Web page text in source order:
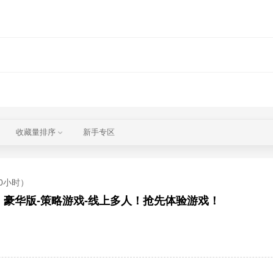
收藏量排序 新手专区
时）
华版-策略游戏-线上多人！抢先体验游戏！